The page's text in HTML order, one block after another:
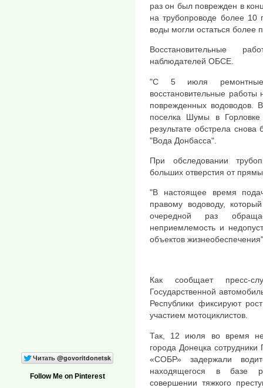
раз он был поврежден в
на трубопроводе более 10
воды могли остаться более
Восстановительные
наблюдателей ОБСЕ.
"С 5 июля ремонтные
восстановительные
поврежденных водоводов.
поселка Шумы в
результате обстрела
"Вода Донбасса".
При обследовании
больших отверстия от
"В настоящее время
правому водоводу,
очередной раз
неприемлемость и
объектов
Как сообщает пресс-
Государственной
Республики фиксируют
участием мотоциклистов.
Так, 12 июля во время
города Донецка
«СОБР» задержали
находящегося в базе
совершении тяжкого
Follow Me on Pinterest